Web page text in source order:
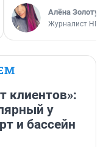
Алёна
Журналист НГС
клиентов»:
у
и бассейн